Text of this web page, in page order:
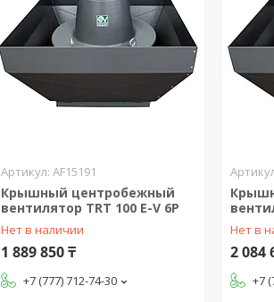
AF15191
Крышный центробежный
вентилятор TRT 100 E-V 6P
Нет в наличии
1 889 850 ₸
+7 (777) 712-74-30
Нет в
2 084
+7